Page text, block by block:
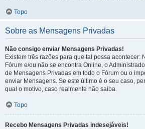
Topo
Sobre as Mensagens Privadas
Não consigo enviar Mensagens Privadas!
Existem três razões para que tal possa acontecer:
Fórum e/ou não se encontra Online, o
de Mensagens Privadas em todo o Fórum ou o
enviar Mensagens. Se este último é o seu caso,
qual o motivo, caso realmente não saiba.
Topo
Recebo Mensagens Privadas indesejáveis!